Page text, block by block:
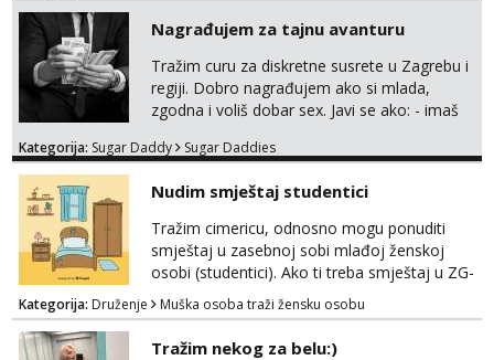
Nagrađujem za tajnu avanturu
Tražim curu za diskretne susrete u Zagrebu i
regiji. Dobro nagrađujem ako si mlada,
zgodna i voliš dobar sex. Javi se ako: - imaš
kosu - se dobro ljubiš - si fleksibilna s
dostupna radnim danom (vikendi i noći su za
obitelj) - vodiš brigu o zdravlju i koristiš
zaštitu Ne javljajte se: - debele - frajeri i
paro...
Kategorija: Sugar Daddy Sugar Daddies
Nudim smještaj studentici
Tražim cimericu, odnosno mogu ponuditi
smještaj u zasebnoj sobi mlađoj ženskoj
osobi (studentici). Ako ti treba smještaj u ZG-
u, a ne želiš plaćati sobu i tako malo uštedjeti,
javi se na mail.
Kategorija: Druženje Muška osoba traži žensku osobu
Tražim nekog za belu:)